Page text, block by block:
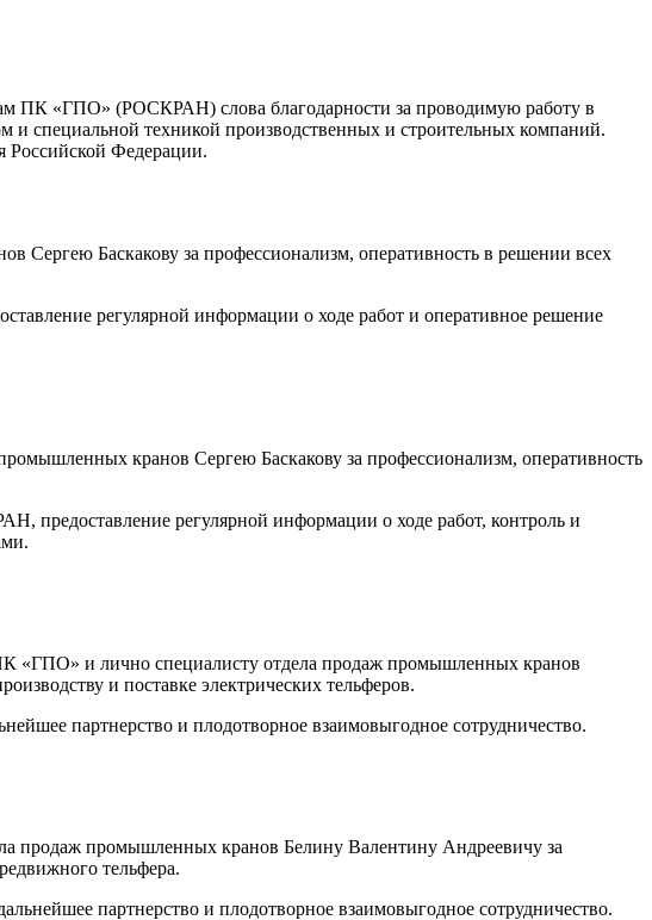
ПК «ГПО» (РОСКРАН) слова благодарности за проводимую работу в
специальной техникой производственных и строительных компаний.
Российской Федерации.
Сергею Баскакову за профессионализм, оперативность в решении всех
регулярной информации о ходе работ и оперативное решение
кранов Сергею Баскакову за профессионализм, оперативность
предоставление регулярной информации о ходе работ, контроль и
«ГПО» и лично специалисту отдела продаж промышленных кранов
и поставке электрических тельферов.
партнерство и плодотворное взаимовыгодное сотрудничество.
промышленных кранов Белину Валентину Андреевичу за
тельфера.
партнерство и плодотворное взаимовыгодное сотрудничество.